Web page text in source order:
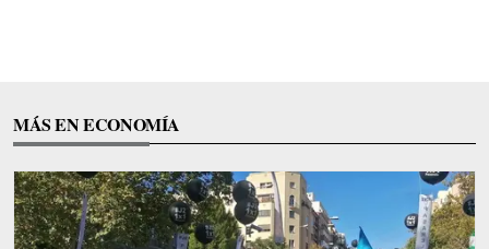
MÁS EN ECONOMÍA